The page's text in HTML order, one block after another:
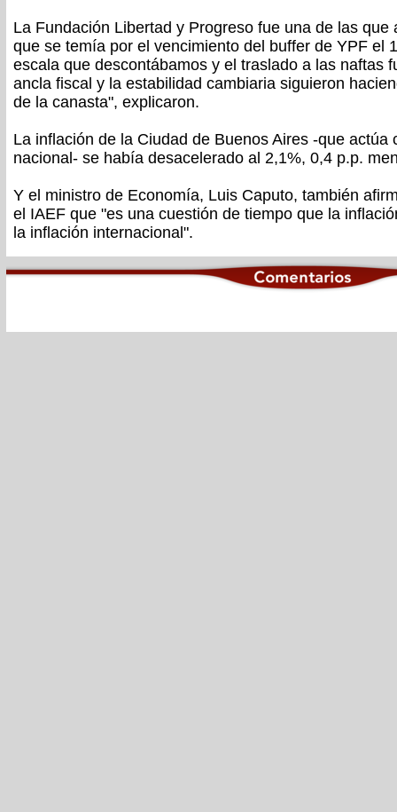
La Fundación Libertad y Progreso fue una de las que
que se temía por el vencimiento del buffer de YPF el
escala que descontábamos y el traslado a las naftas
ancla fiscal y la estabilidad cambiaria siguieron
de la canasta", explicaron.
La inflación de la Ciudad de Buenos Aires -que actúa
nacional- se había desacelerado al 2,1%, 0,4 p.p.
Y el ministro de Economía, Luis Caputo, también
el IAEF que "es una cuestión de tiempo que la
la inflación internacional".